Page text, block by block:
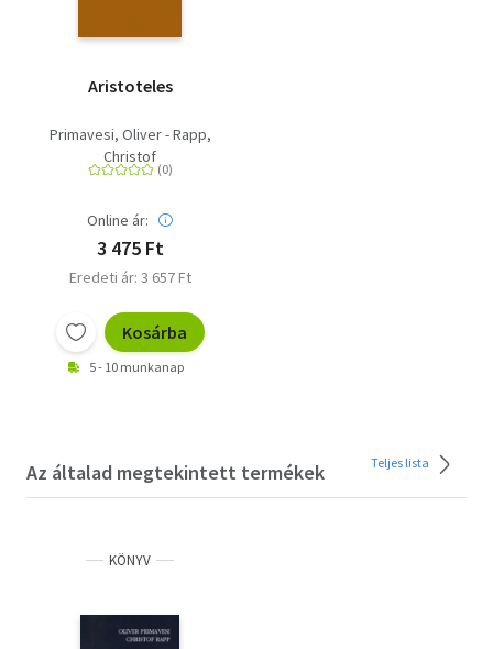
Aristoteles
Primavesi, Oliver - Rapp,
Christof
Online ár:
3 475 Ft
Eredeti ár: 3 657 Ft
Kosárba
5 - 10 munkanap
Az általad megtekintett termékek Teljes lista
KÖNYV